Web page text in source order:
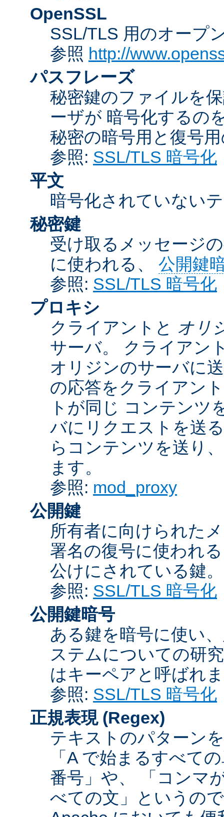
OpenSSL
SSL/TLS 用のオープ
参照 http://
パスフレーズ
秘密鍵のファイルを
ーザが 暗号化するの
秘密の暗号用と復号
参照: SSL/TLS 暗号化
平文
暗号化されていない
秘密鍵
受け取るメッセージ
に使われる、 公開鍵
参照: SSL/TLS 暗号化
プロキシ
クライアントと オリ
サーバ。 クライアン
オリジンのサーバに
の応答をクライアン
トが同じ コンテンツ
バにリクエストを送
らコンテンツを送り
ます。
参照: mod_proxy
公開鍵
所有者に向けられた
署名の復号に使われ
公けにされている鍵。
参照: SSL/TLS 暗号化
公開鍵暗号
ある鍵を暗号に使い
ステムについての研
はキーペアと呼ばれ
参照: SSL/TLS 暗号化
正規表現 (Regex)
テキストのパターン
「A で始まるすべて
番号」や、 「コンマ
べての文」というの